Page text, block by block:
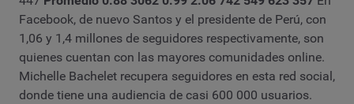
Facebook, de nuevo Santos y el presidente de Perú, con
1,06 y 1,4 millones de seguidores respectivamente, son
quienes cuentan con las mayores comunidades online.
Michelle Bachelet recupera seguidores en esta red social,
donde tiene una audiencia de casi 600 000 usuarios.